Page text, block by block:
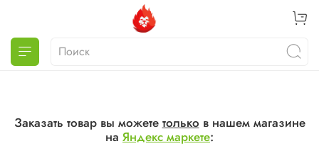
Заказать товар вы можете только в нашем магазине
на Яндекс маркете: